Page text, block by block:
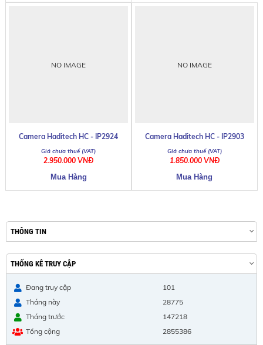
NO IMAGE
Camera Haditech HC - IP2924
2.950.000 VNĐ
NO IMAGE
Camera Haditech HC - IP2903
1.850.000 VNĐ
THÔNG TIN
THỐNG KÊ TRUY CẬP
Đang truy cập
101
Tháng này
28775
Tháng trước
147218
Tổng cộng
2855386